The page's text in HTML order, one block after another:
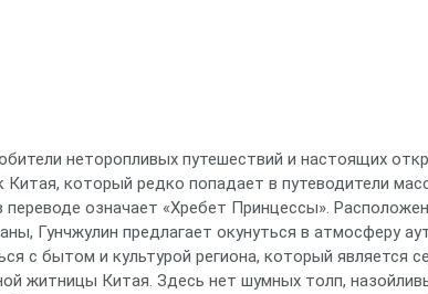
неторопливых путешествий и настоящих
Китая, который редко попадает в путеводители
переводе означает «Хребет Принцессы».
Гунчжулин предлагает окунуться в атмосферу
с бытом и культурой региона, который является
житницы Китая. Здесь нет шумных толп,